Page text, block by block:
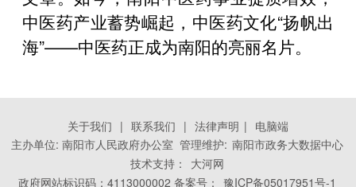
中医药产业蓄势崛起，中医药文化“扬帆出
海”——中医药正成为南阳的亮丽名片。
关于我们 | 联系我们 | 法律声明 | 电脑端
主办单位: 南阳市人民政府办公室 管理维护: 南阳市政务大数据中心
技术支持：
大河网
政府网站标识码：4113000002 备案号： 豫ICP备05017951号-1